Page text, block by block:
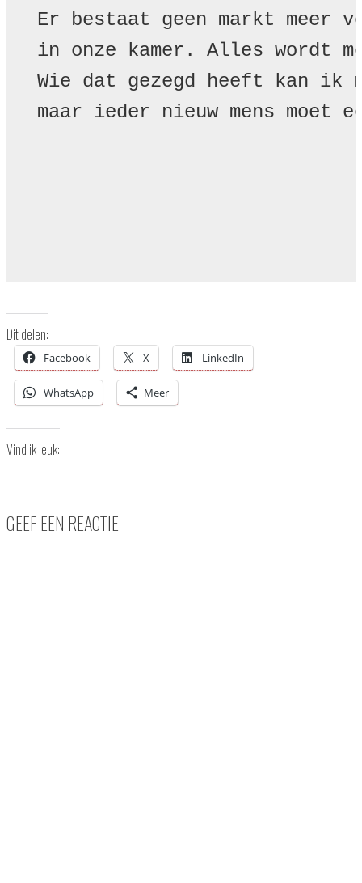
Er bestaat geen markt meer
in onze kamer. Alles wordt
Wie dat gezegd heeft kan ik
maar ieder nieuw mens moet
Dit delen:
Facebook X LinkedIn
WhatsApp Meer
Vind ik leuk:
GEEF EEN REACTIE